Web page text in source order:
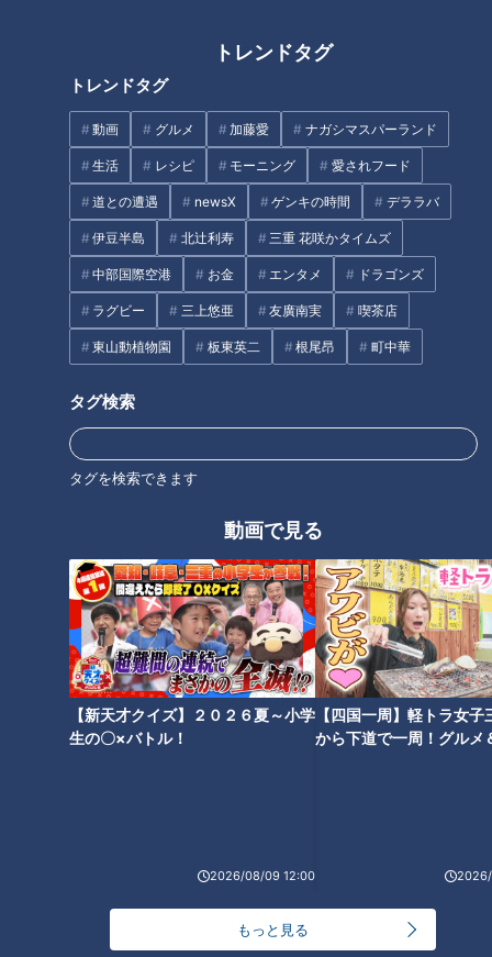
トレンドタグ
トレンドタグ
動画 グルメ 加藤愛 ナガシマスパーランド
生活 レシピ モーニング 愛されフード
道との遭遇 newsX ゲンキの時間 デララバ
伊豆半島 北辻利寿 三重 花咲かタイムズ
中部国際空港 お金 エンタメ ドラゴンズ
ラグビー 三上悠亜 友廣南実 喫茶店
東山動植物園 板東英二 根尾昂 町中華
タグ検索
タグを検索できます
動画で見る
【新天才クイズ】２０２６夏～小学
生の〇×バトル！
2026/08/09 12:00
【四国一周】軽トラ女子
から下道で一周！グルメ
もっと見る
愛知・住みたい街ランキング
SP【太田×石井のデララバ】
無料で“チーズかけ放題”のバー
ガー！？世界のVIPを虜にする
極上黒毛和牛も！有名人が愛し
た絶品“肉グルメ”の最新店とは
オススメ関連コンテンツ
【広島県福山市】３つのキーワ
ードで絶品グルメを探せ！寺坂
頼我がミッションに挑戦！【ゴ
ゴスマ「らいがごはん」】
【静岡県御前崎市】３つのキー
ワードで絶品グルメを探せ！寺
グルメ「あのりふぐ」を調査。
寺坂頼我が三重県鳥羽市で「浦
村かき」を調査。ミルキーで濃